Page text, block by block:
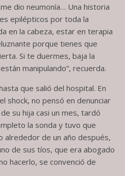
dio neumonía… Una historia
epilépticos por toda la
en la cabeza, estar en terapia
porque tienes que
Si te duermes, baja la
manipulando”, recuerda.
que salió del hospital. En
shock, no pensó en denunciar
su hija casi un mes, tardó
la sonda y tuvo que
alrededor de un año después,
de sus tíos, que era abogado
hacerlo, se convenció de